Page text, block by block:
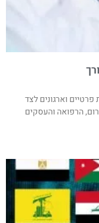
וארגונים לצד
הרפואה והעסקים